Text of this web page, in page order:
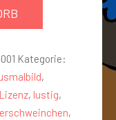
Kategorie:
,
Lizenz, lustig,
,